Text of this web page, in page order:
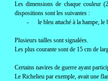
Les dimensions de chaque couleur
dispositions sont les suivantes :
-
le bleu attaché à la hampe,
Plusieurs tailles sont signalées.
Les plus courante sont de 15 cm de
Certains navires de guerre ayant
Le Richelieu par exemple, avait une